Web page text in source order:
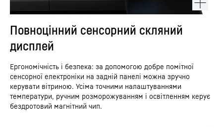
Повноцінний сенсорний скляний
дисплей
Ергономічність і безпека: за допомогою добре помітної
сенсорної електроніки на задній панелі можна зручно
керувати вітриною. Усіма точними налаштуваннями
температури, ручним розморожуванням і освітленням керує
бездротовий магнітний чип.